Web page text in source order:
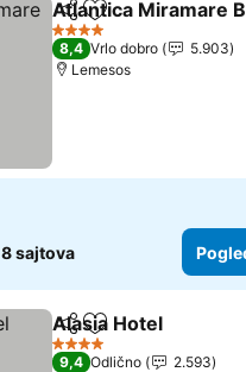
Deli Dodati u favorite
Atlantica Miramare
4 Zvezdice
8,4 Vrlo dobro
5.903
Lemesos
8 sajtova
Deli Dodati u favorite
Alasia Hotel
4 Zvezdice
9,4 Odlično
2.593